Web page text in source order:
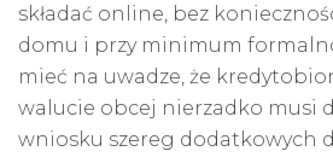
składać online, bez
domu i przy minimum
mieć na uwadze, że
walucie obcej nierzadko musi
wniosku szereg dodatkowych